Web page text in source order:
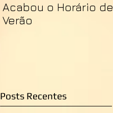
Acabou o Horário de
Verão
Posts Recentes